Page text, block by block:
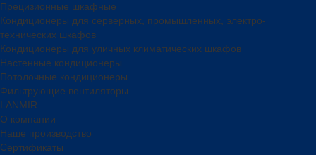
Прецизионные шкафные
Кондиционеры для серверных, промышленных, электро-
технических шкафов
Кондиционеры для уличных климатических шкафов
Настенные кондиционеры
Потолочные кондиционеры
Фильтрующие вентиляторы
LANMIR
О компании
Наше производство
Сертификаты